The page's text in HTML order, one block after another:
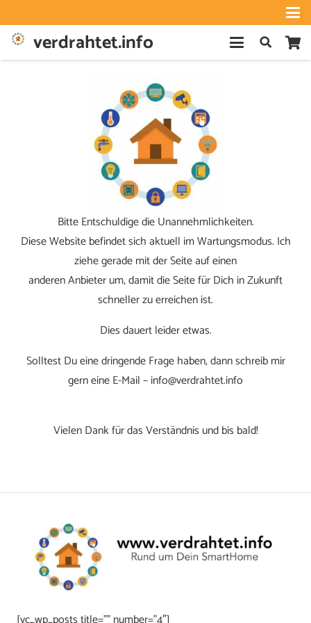
verdrahtet.info
Bitte Entschuldige die Unannehmlichkeiten.
Diese Website befindet sich aktuell im Wartungsmodus. Ich
ziehe gerade mit der Seite auf einen
anderen Anbieter um, damit die Seite für Dich in Zukunft
schneller zu erreichen ist.
Dies dauert leider etwas.
Solltest Du eine dringende Frage haben, dann schreib mir
gern eine E-Mail – info@verdrahtet.info
Vielen Dank für das Verständnis und bis bald!